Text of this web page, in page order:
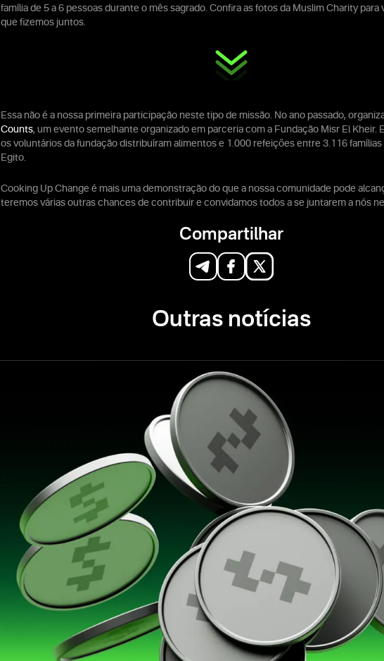
família de 5 a 6 pessoas durante o mês sagrado. Confira as fotos da Muslim Charity para
que fizemos juntos.
Essa não é a nossa primeira participação neste tipo de missão. No ano passado,
Counts, um evento semelhante organizado em parceria com a Fundação Misr El Kheir.
os voluntários da fundação distribuíram alimentos e 1.000 refeições entre 3.116
Egito.
Cooking Up Change é mais uma demonstração do que a nossa comunidade pode
teremos várias outras chances de contribuir e convidamos todos a se juntarem a nós
Compartilhar
Outras notícias